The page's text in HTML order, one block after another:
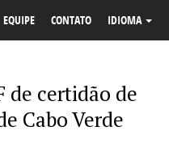
EQUIPE CONTATO IDIOMA
de certidão de
Cabo Verde